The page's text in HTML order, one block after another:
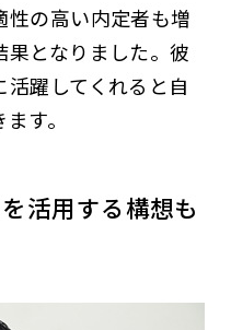
の高い内定者も増
となりました。彼
躍してくれると自
す。
活用する構想も